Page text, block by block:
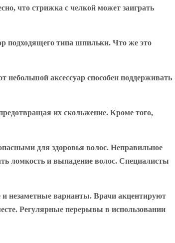
что стрижка с челкой может заиграть
подходящего типа шпильки. Что же это
аксессуар способен поддерживать
их скольжение. Кроме того,
для здоровья волос. Неправильное
ломкость и выпадение волос. Специалисты
незаметные варианты. Врачи акцентируют
Регулярные перерывы в использовании